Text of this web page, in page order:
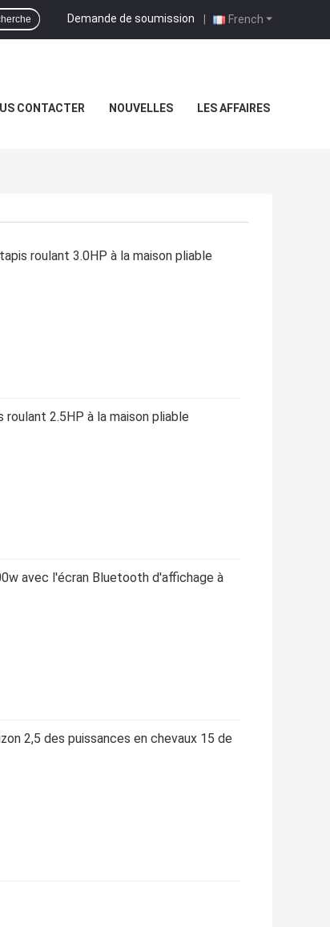
French
Demande de soumission |
CONTACTER NOUVELLES LES AFFAIRES
roulant 3.0HP à la maison pliable
2.5HP à la maison pliable
avec l'écran Bluetooth d'affichage à
2,5 des puissances en chevaux 15 de